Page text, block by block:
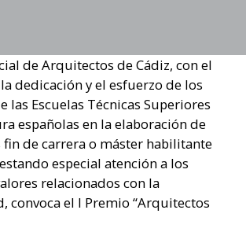
de Arquitectos de Cádiz, con el
dedicación y el esfuerzo de los
las Escuelas Técnicas Superiores
españolas en la elaboración de
fin de carrera o máster habilitante
especial atención a los
relacionados con la
convoca el I Premio “Arquitectos